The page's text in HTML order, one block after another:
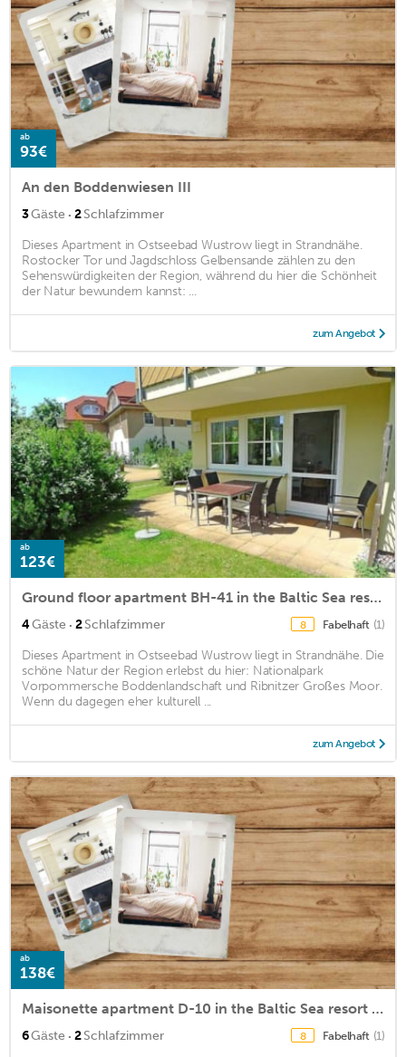
ab
93€
An den Boddenwiesen III
3Gäste · 2Schlafzimmer
Dieses Apartment in Ostseebad Wustrow liegt in Strandnähe.
Rostocker Tor und Jagdschloss Gelbensande zählen zu den
Sehenswürdigkeiten der Region, während du hier die Schönheit
der Natur bewundern kannst: ...
zum Angebot
ab
123€
Ground floor apartment BH-41 in the Baltic Sea resort of Wustrow
4Gäste · 2Schlafzimmer 8 Fabelhaft (1)
Dieses Apartment in Ostseebad Wustrow liegt in Strandnähe. Die
schöne Natur der Region erlebst du hier: Nationalpark
Vorpommersche Boddenlandschaft und Ribnitzer Großes Moor.
Wenn du dagegen eher kulturell ...
zum Angebot
ab
138€
Maisonette apartment D-10 in the Baltic Sea resort of Wustrow
6Gäste · 2Schlafzimmer 8 Fabelhaft (1)